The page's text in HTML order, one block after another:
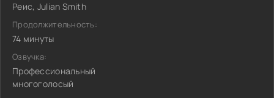
Реис, Julian Smith
Продолжительность:
74 минуты
Озвучка:
Профессиональный
многоголосый